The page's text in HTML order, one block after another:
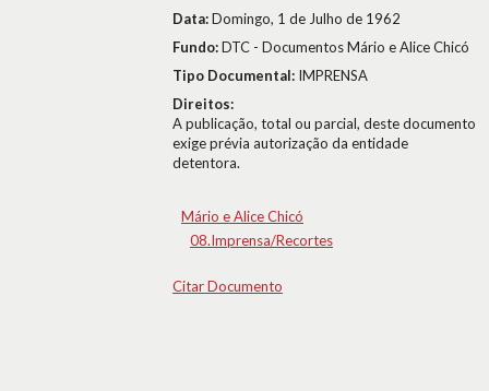
Data:Domingo, 1 de Julho de 1962
Fundo:DTC - Documentos Mário e Alice Chicó
Tipo Documental: IMPRENSA
Direitos:
A publicação, total ou parcial, deste documento
exige prévia autorização da entidade
detentora.
Mário e Alice Chicó
08.Imprensa/Recortes
Citar Documento